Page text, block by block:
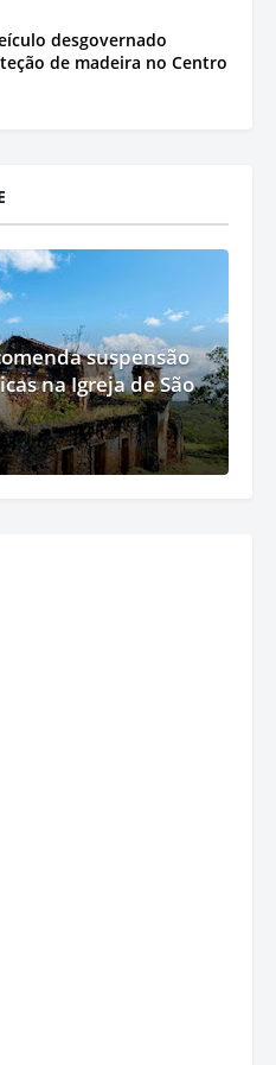
desgovernado
de madeira no Centro
suspensão
na Igreja de São